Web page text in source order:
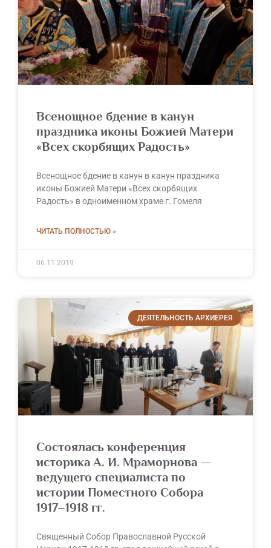
Всенощное бдение в канун
праздника иконы Божией Матери
«Всех скорбящих Радость»
Всенощное бдение в канун в канун праздника
иконы Божией Матери «Всех скорбящих
Радость» в одноименном храме г. Гомеля
ЧИТАТЬ ПОЛНОСТЬЮ »
06.11.2019
ДЕЯТЕЛЬНОСТЬ АРХИЕРЕЯ
Состоялась конференция
историка А. И. Мраморнова —
ведущего специалиста по
истории Поместного Собора
1917–1918 гг.
Священный Собор Православной Русской